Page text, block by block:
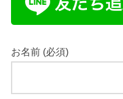
お名前 (必須)